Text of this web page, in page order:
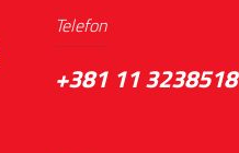
Telefon
+381 11 3238518